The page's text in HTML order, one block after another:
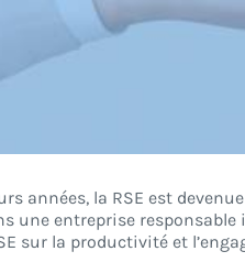
années, la RSE est
une entreprise
sur la productivité et